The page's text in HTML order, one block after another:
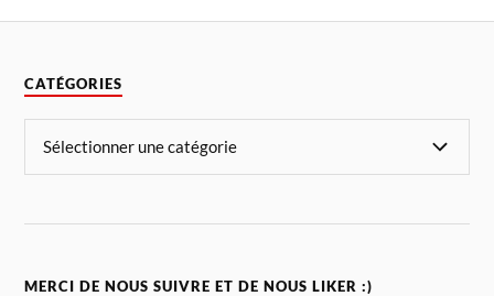
CATÉGORIES
MERCI DE NOUS SUIVRE ET DE NOUS LIKER :)